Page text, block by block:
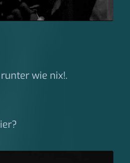
runter wie nix!.